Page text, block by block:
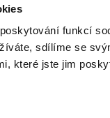
funkcí
sdílíme se
které jste jim